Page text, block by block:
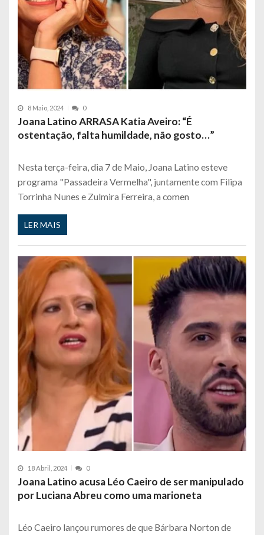
8 Maio, 2024 0
Joana Latino ARRASA Katia Aveiro: “É
ostentação, falta humildade, não gosto…”
Nesta terça-feira, dia 7 de Maio, Joana Latino esteve
programa "Passadeira Vermelha", juntamente com Filipa
Torrinha Nunes e Zulmira Ferreira, a comen
LER MAIS
18 Abril, 2024 0
Joana Latino acusa Léo Caeiro de ser manipulado
por Luciana Abreu como uma marioneta
Léo Caeiro lançou rumores de que Bárbara Norton de